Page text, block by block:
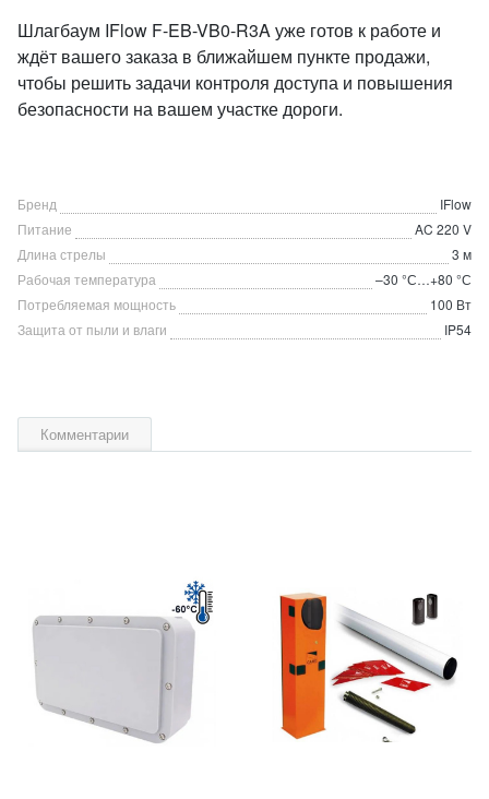
Шлагбаум IFlow F-EB-VB0-R3A уже готов к работе и
ждёт вашего заказа в ближайшем пункте продажи,
чтобы решить задачи контроля доступа и повышения
безопасности на вашем участке дороги.
Бренд
IFlow
Питание
AC 220 V
Длина стрелы
3 м
Рабочая температура
–30 °С…+80 °С
Потребляемая мощность
100 Вт
Защита от пыли и влаги
IP54
Комментарии